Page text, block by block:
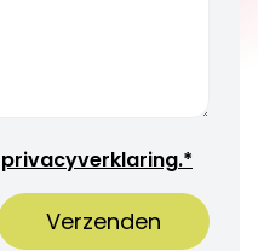
privacyverklaring.*
Verzenden